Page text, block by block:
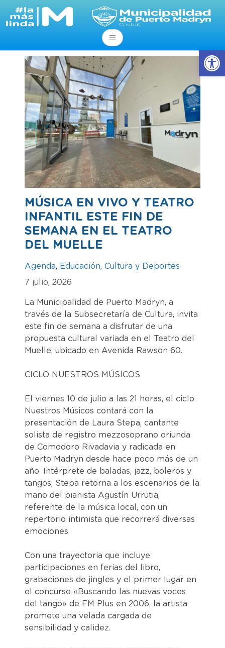
Abrir
MÚSICA EN VIVO Y TEATRO
INFANTIL ESTE FIN DE
SEMANA EN EL TEATRO
DEL MUELLE
Agenda, Educación, Cultura y Deportes
7 julio, 2026
La Municipalidad de Puerto Madryn, a
través de la Subsecretaría de Cultura, invita
este fin de semana a disfrutar de una
propuesta cultural variada en el Teatro del
Muelle, ubicado en Avenida Rawson 60.
CICLO NUESTROS MÚSICOS
El viernes 10 de julio a las 21 horas, el ciclo
Nuestros Músicos contará con la
presentación de Laura Stepa, cantante
solista de registro mezzosoprano oriunda
de Comodoro Rivadavia y radicada en
Puerto Madryn desde hace poco más de un
año. Intérprete de baladas, jazz, boleros y
tangos, Stepa retorna a los escenarios de la
mano del pianista Agustín Urrutia,
referente de la música local, con un
repertorio intimista que recorrerá diversas
emociones.
Con una trayectoria que incluye
participaciones en ferias del libro,
grabaciones de jingles y el primer lugar en
el concurso «Buscando las nuevas voces
del tango» de FM Plus en 2006, la artista
promete una velada cargada de
sensibilidad y calidez.